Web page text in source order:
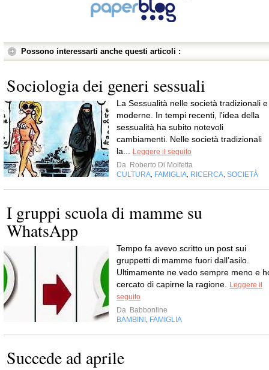
Possono interessarti anche questi articoli :
Sociologia dei generi sessuali
La Sessualità nelle società tradizionali e
moderne. In tempi recenti, l'idea della
sessualità ha subito notevoli
cambiamenti. Nelle società tradizionali
la... Leggere il seguito
Da Roberto Di Molfetta
CULTURA, FAMIGLIA, RICERCA, SOCIETÀ
I gruppi scuola di mamme su
WhatsApp
Tempo fa avevo scritto un post sui
gruppetti di mamme fuori dall’asilo.
Ultimamente ne vedo sempre meno e
cercato di capirne la ragione. Leggere il
seguito
Da Babbonline
BAMBINI , FAMIGLIA
Succede ad aprile